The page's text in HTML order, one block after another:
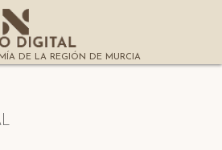
DE LA REGIÓN DE MURCIA